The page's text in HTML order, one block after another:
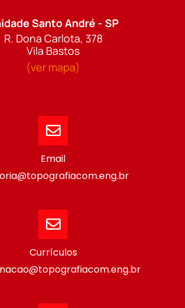
Santo André - SP
R. Dona Carlota, 378
Vila Bastos
(ver mapa)
Email
Currículos